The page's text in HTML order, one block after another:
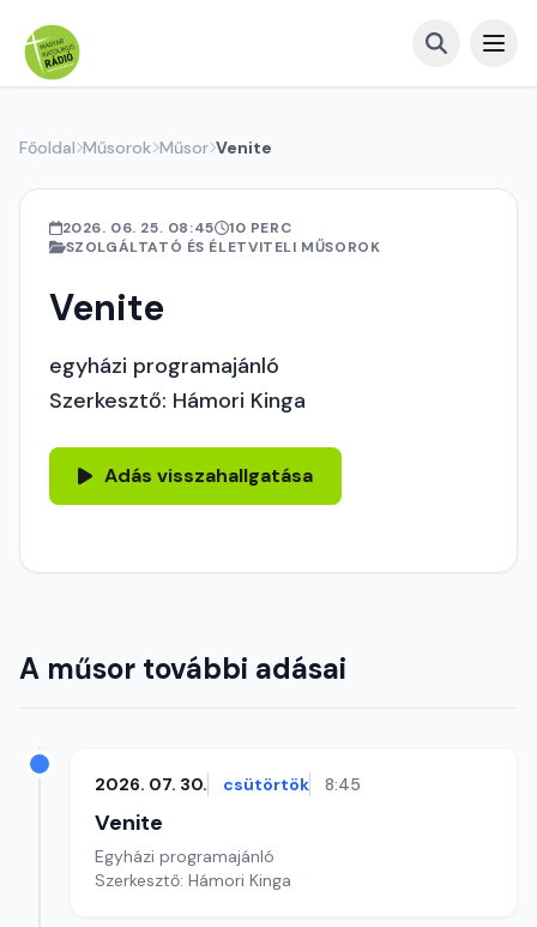
Főoldal Műsorok Műsor Venite
2026. 06. 25. 08:45
10 PERC
SZOLGÁLTATÓ ÉS ÉLETVITELI MŰSOROK
Venite
egyházi programajánló
Szerkesztő: Hámori Kinga
Adás visszahallgatása
A műsor további adásai
2026. 07. 30. csütörtök 8:45
Venite
Egyházi programajánló
Szerkesztő: Hámori Kinga